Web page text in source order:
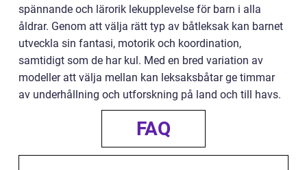
spännande och lärorik lekupplevelse för barn i alla
åldrar. Genom att välja rätt typ av båtleksak kan barnet
utveckla sin fantasi, motorik och koordination,
samtidigt som de har kul. Med en bred variation av
modeller att välja mellan kan leksaksbåtar ge timmar
av underhållning och utforskning på land och till havs.
FAQ